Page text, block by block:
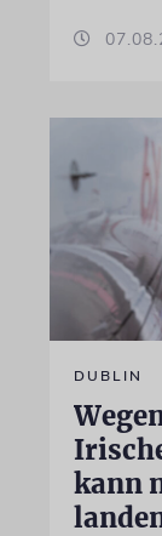
DUBLIN
kann